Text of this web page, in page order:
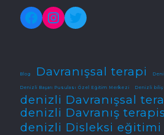
Facebook
Instagram
Twitter
Blog Davranışsal terapi
Denizli Başarı Pusulası Özel Eğitim Merkezi Denizli
denizli Davranışsal
denizli Davranış
denizli Disleksi eğitimi